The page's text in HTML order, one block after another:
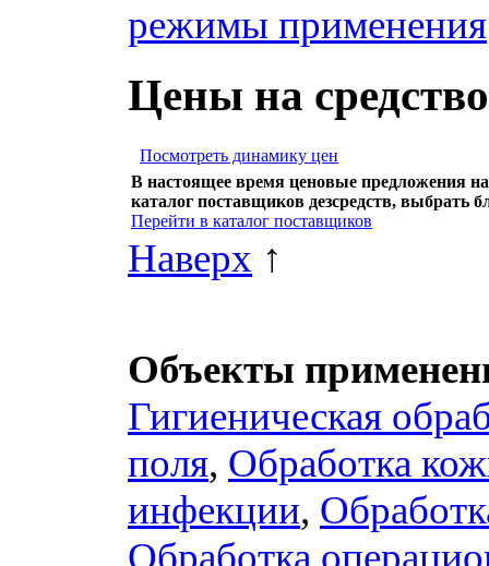
режимы применения
Цены на
Посмотреть динамику цен
В настоящее время ценовые предложения
каталог поставщиков дезсредств, выбрать
Перейти в каталог поставщиков
Наверх ↑
Объекты
Гигиеническая
поля, Обработка
инфекции,